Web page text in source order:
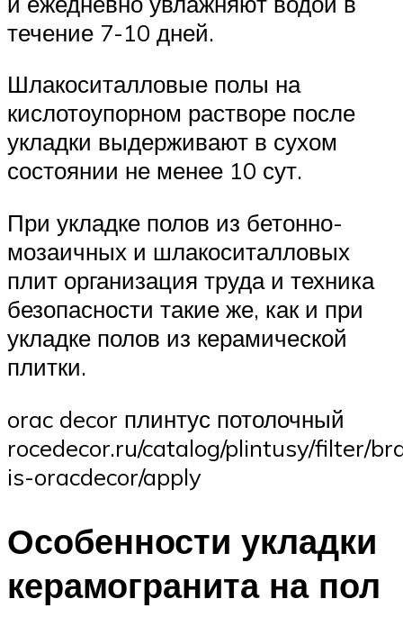
течение 7-10 дней.
Шлакоситалловые полы на
кислотоупорном растворе после
укладки выдерживают в сухом
состоянии не менее 10 сут.
При укладке полов из бетонно-
мозаичных и шлакоситалловых
плит организация труда и техника
безопасности такие же, как и при
укладке полов из керамической
плитки.
orac decor плинтус потолочный
rocedecor.ru/catalog/plintusy/filter/
is-oracdecor/apply
Особенности укладки
керамогранита на пол